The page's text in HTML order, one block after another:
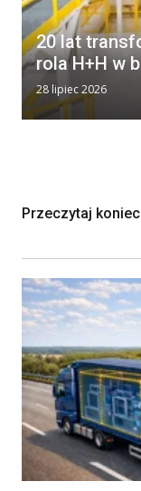
20 lat
rola H+H w
28 lipiec 2026
Przeczytaj